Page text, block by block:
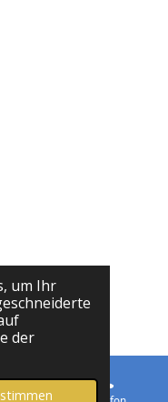
um Ihr
der